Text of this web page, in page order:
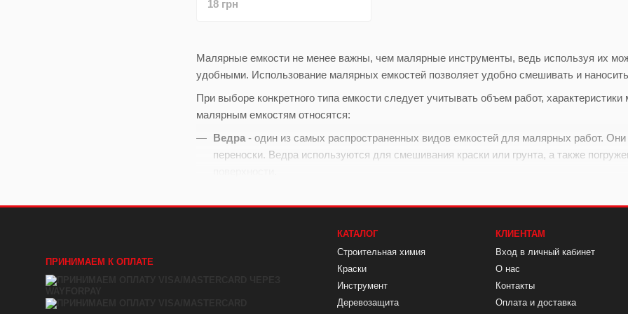
Малярные емкости не менее важны, чем малярные инструменты, ведь используя их
удобными. Использование малярных емкостей позволяет удобно смешивать и
При выборе конкретного типа емкости следует учитывать объем работ, характеристики
малярным емкостям относятся:
Ведра - один из самых распространенных видов емкостей для малярных работ.
переноски. Ведра используются для смешивания краски или грунта, а также
лака. Они обычно имеют встроенную текстурную поверхность для равномерного
- небольшие металлические или пластиковые емкости с ручкой, которые
труднодоступные области. Они позволяют точно контролировать нанесение
труднодоступных местах.
- емкости, которые делают малярные работы более эффективными и
малярные материалы на поверхности. Они обычно имеют глубокое дно и широкую
18 грн
ПРИНИМАЕМ К ОПЛАТЕ
КАТАЛОГ
Строительная химия
Краски
Инструмент
Деревозащита
КЛИЕНТАМ
Вход в личный кабинет
О нас
Контакты
Оплата и доставка